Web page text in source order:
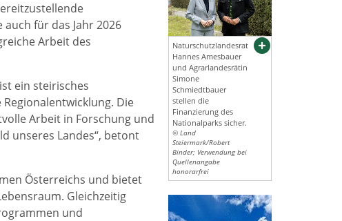
Naturschutzlandesrat
Hannes Amesbauer
und Agrarlandesrätin
Simone
Schmiedtbauer
stellen die
Finanzierung des
Nationalparks sicher.
© Land
Steiermark/Robert
Binder; Verwendung bei
Quellenangabe
honorarfrei
für das Jahr 2026
Arbeit des
ein steirisches
Die
Arbeit in Forschung und
unseres Landes“, betont
Österreichs und bietet
Gleichzeitig
und